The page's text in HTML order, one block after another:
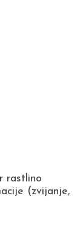
rastlino
(zvijanje,